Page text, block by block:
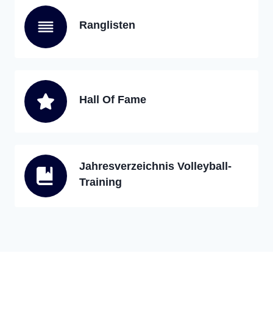
Ranglisten
Hall Of Fame
Jahresverzeichnis Volleyball-
Training